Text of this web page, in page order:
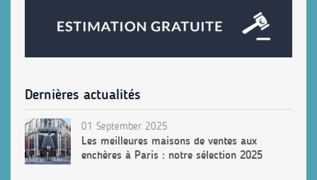
Dernières actualités
01 September 2025
Les meilleures maisons de ventes aux
enchères à Paris : notre sélection 2025